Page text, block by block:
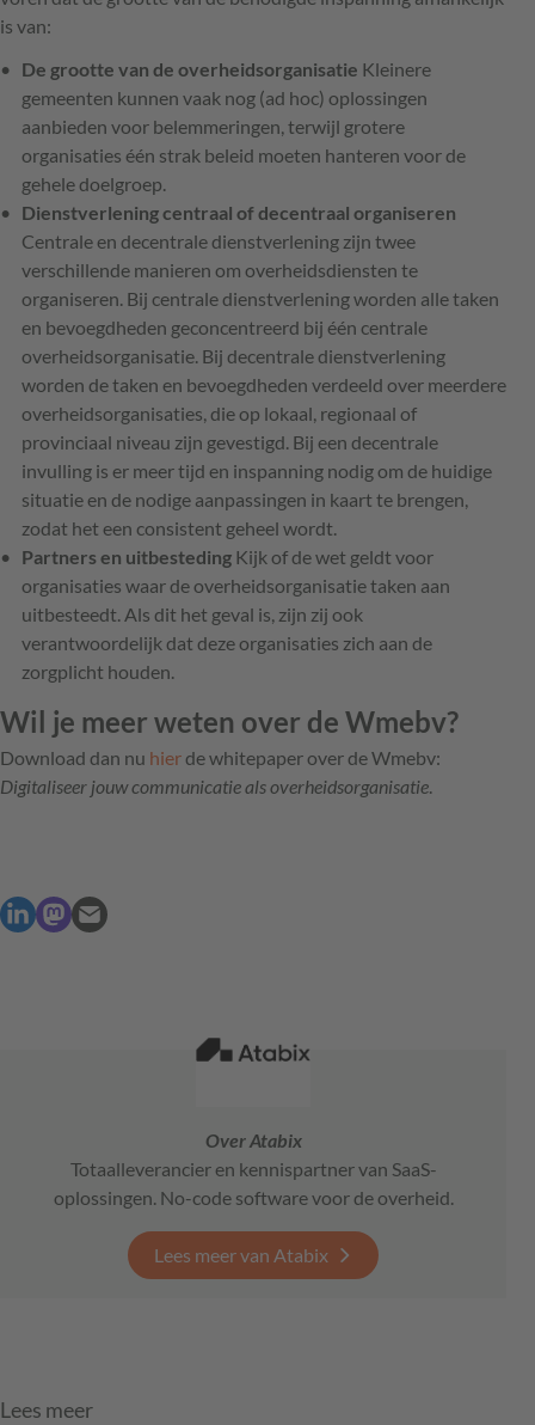
is van:
De grootte van de overheidsorganisatie Kleinere
gemeenten kunnen vaak nog (ad hoc) oplossingen
aanbieden voor belemmeringen, terwijl grotere
organisaties één strak beleid moeten hanteren voor de
gehele doelgroep.
Dienstverlening centraal of decentraal organiseren
Centrale en decentrale dienstverlening zijn twee
verschillende manieren om overheidsdiensten te
organiseren. Bij centrale dienstverlening worden alle taken
en bevoegdheden geconcentreerd bij één centrale
overheidsorganisatie. Bij decentrale dienstverlening
worden de taken en bevoegdheden verdeeld over meerdere
overheidsorganisaties, die op lokaal, regionaal of
provinciaal niveau zijn gevestigd. Bij een decentrale
invulling is er meer tijd en inspanning nodig om de huidige
situatie en de nodige aanpassingen in kaart te brengen,
zodat het een consistent geheel wordt.
Partners en uitbesteding Kijk of de wet geldt voor
organisaties waar de overheidsorganisatie taken aan
uitbesteedt. Als dit het geval is, zijn zij ook
verantwoordelijk dat deze organisaties zich aan de
zorgplicht houden.
Wil je meer weten over de Wmebv?
Download dan nu hier de whitepaper over de Wmebv:
Digitaliseer jouw communicatie als overheidsorganisatie.
Over Atabix
Totaalleverancier en kennispartner van SaaS-
oplossingen. No-code software voor de overheid.
Lees meer van Atabix
Lees meer